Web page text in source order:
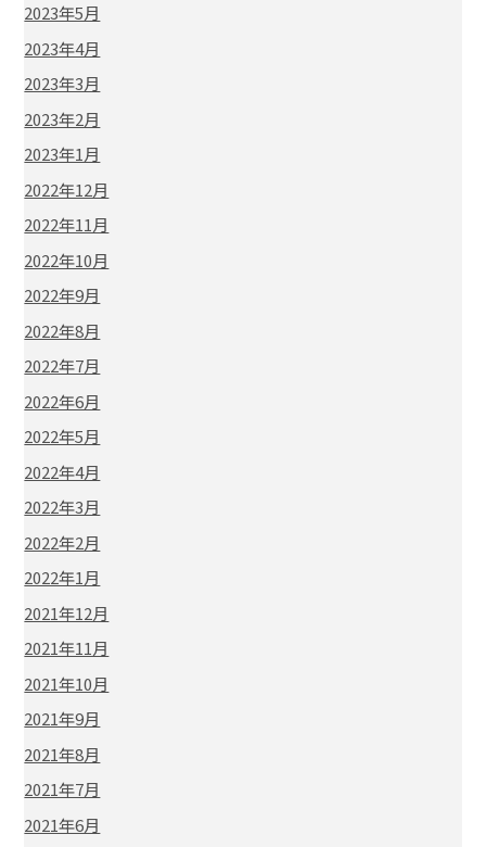
2023年5月
2023年4月
2023年3月
2023年2月
2023年1月
2022年12月
2022年11月
2022年10月
2022年9月
2022年8月
2022年7月
2022年6月
2022年5月
2022年4月
2022年3月
2022年2月
2022年1月
2021年12月
2021年11月
2021年10月
2021年9月
2021年8月
2021年7月
2021年6月